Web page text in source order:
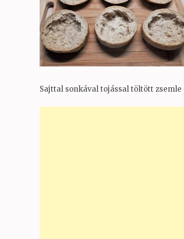
Sajttal sonkával tojással töltött